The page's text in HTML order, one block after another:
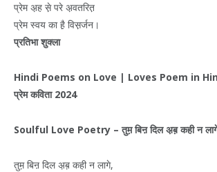
प्रेम अ़ह से़ परे अ़वतरित़
प्रेम स्वय का है़ विस़र्जन।
प्रतिभा शुक्ला
Hindi Poems on Love | Loves Poem in
प्रेम कविता2024
Soulful Love Poetry –तुम़ बिऩ दिल अ़ब़ कही न
तुम़ बिऩ दिल अ़ब़ कही न लागे,